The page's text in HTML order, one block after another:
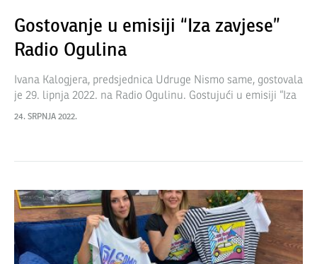
Gostovanje u emisiji “Iza zavjese”
Radio Ogulina
Ivana Kalogjera, predsjednica Udruge Nismo same, gostovala
je 29. lipnja 2022. na Radio Ogulinu. Gostujući u emisiji “Iza
zavjese” predstavila je projekte Udruge, uključujući i novi
24. SRPNJA 2022.